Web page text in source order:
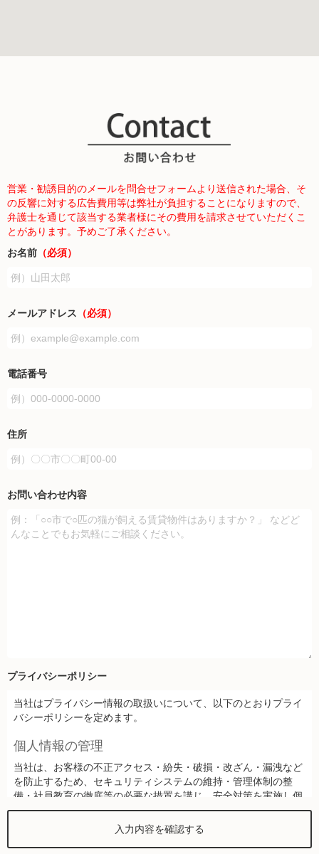
営業・勧誘目的のメールを問合せフォームより送信された場合、そ
の反響に対する広告費用等は弊社が負担することになりますので、
弁護士を通じて該当する業者様にその費用を請求させていただくこ
とがあります。予めご了承ください。
お名前 （必須）
メールアドレス （必須）
電話番号
住所
お問い合わせ内容
プライバシーポリシー
当社はプライバシー情報の取扱いについて、以下のとおりプライ
バシーポリシーを定めます。
個人情報の管理
当社は、お客様の不正アクセス・紛失・破損・改ざん・漏洩など
を防止するため、セキュリティシステムの維持・管理体制の整
備・社員教育の徹底等の必要な措置を講じ、安全対策を実施し個
人情報の厳重な管理を行ないます。
個人情報の利用目的